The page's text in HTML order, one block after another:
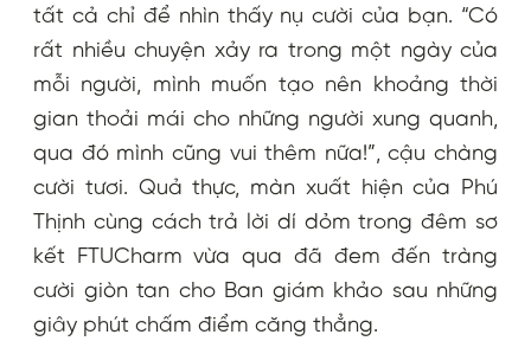
tất cả chỉ để nhìn thấy nụ cười của bạn. “Có
rất nhiều chuyện xảy ra trong một ngày của
mỗi người, mình muốn tạo nên khoảng thời
gian thoải mái cho những người xung quanh,
qua đó mình cũng vui thêm nữa!”, cậu chàng
cười tươi. Quả thực, màn xuất hiện của Phú
Thịnh cùng cách trả lời dí dỏm trong đêm sơ
kết FTUCharm vừa qua đã đem đến tràng
cười giòn tan cho Ban giám khảo sau những
giây phút chấm điểm căng thẳng.